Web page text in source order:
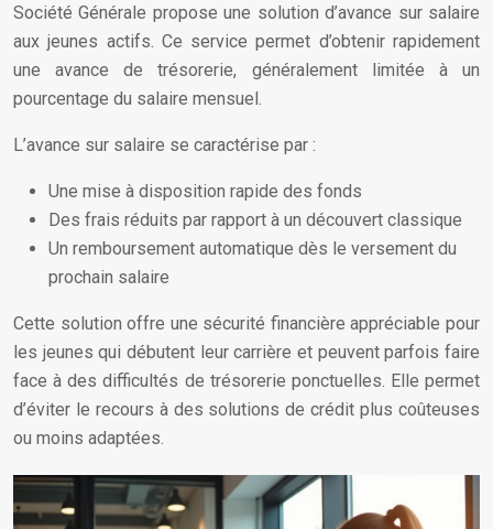
Société Générale propose une solution d’avance sur salaire
aux jeunes actifs. Ce service permet d’obtenir rapidement
une avance de trésorerie, généralement limitée à un
pourcentage du salaire mensuel.
L’avance sur salaire se caractérise par :
Une mise à disposition rapide des fonds
Des frais réduits par rapport à un découvert classique
Un remboursement automatique dès le versement du
prochain salaire
Cette solution offre une sécurité financière appréciable pour
les jeunes qui débutent leur carrière et peuvent parfois faire
face à des difficultés de trésorerie ponctuelles. Elle permet
d’éviter le recours à des solutions de crédit plus coûteuses
ou moins adaptées.